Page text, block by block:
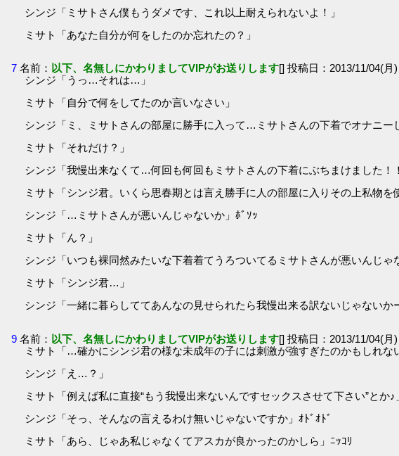
シンジ「ミサトさん僕もうダメです、これ以上耐えられないよ！」
ミサト「あなた自分が何をしたのか忘れたの？」
7 名前： 以下、名無しにかわりましてVIPがお送りします[] 投稿日：2013/11/04(
シンジ「うっ…それは…」
ミサト「自分で何をしてたのか言いなさい」
シンジ「ミ、ミサトさんの部屋に勝手に入って…ミサトさんの下着でオナニー
ミサト「それだけ？」
シンジ「我慢出来なくて…何回も何回もミサトさんの下着にぶちまけました！
ミサト「シンジ君。いくら思春期とは言え勝手に人の部屋に入りその上私物を
シンジ「…ミサトさんが悪いんじゃないか」ﾎﾞｿｯ
ミサト「ん？」
シンジ「いつも裸同然みたいな下着着てうろついてるミサトさんが悪いんじゃ
ミサト「シンジ君…」
シンジ「一緒に暮らしててあんなの見せられたら我慢出来る訳ないじゃないか
9 名前： 以下、名無しにかわりましてVIPがお送りします[] 投稿日：2013/11/04(月
ミサト「…確かにシンジ君の様な未成年の子には刺激が強すぎたのかもしれな
シンジ「え…？」
ミサト「例えば私に直接“もう我慢出来ないんですセックスさせて下さい”とか♪
シンジ「そっ、そんなの言えるわけ無いじゃないですか」ｵﾄﾞｵﾄﾞ
ミサト「あら、じゃあ私じゃなくてアスカが良かったのかしら」ﾆｯｺﾘ